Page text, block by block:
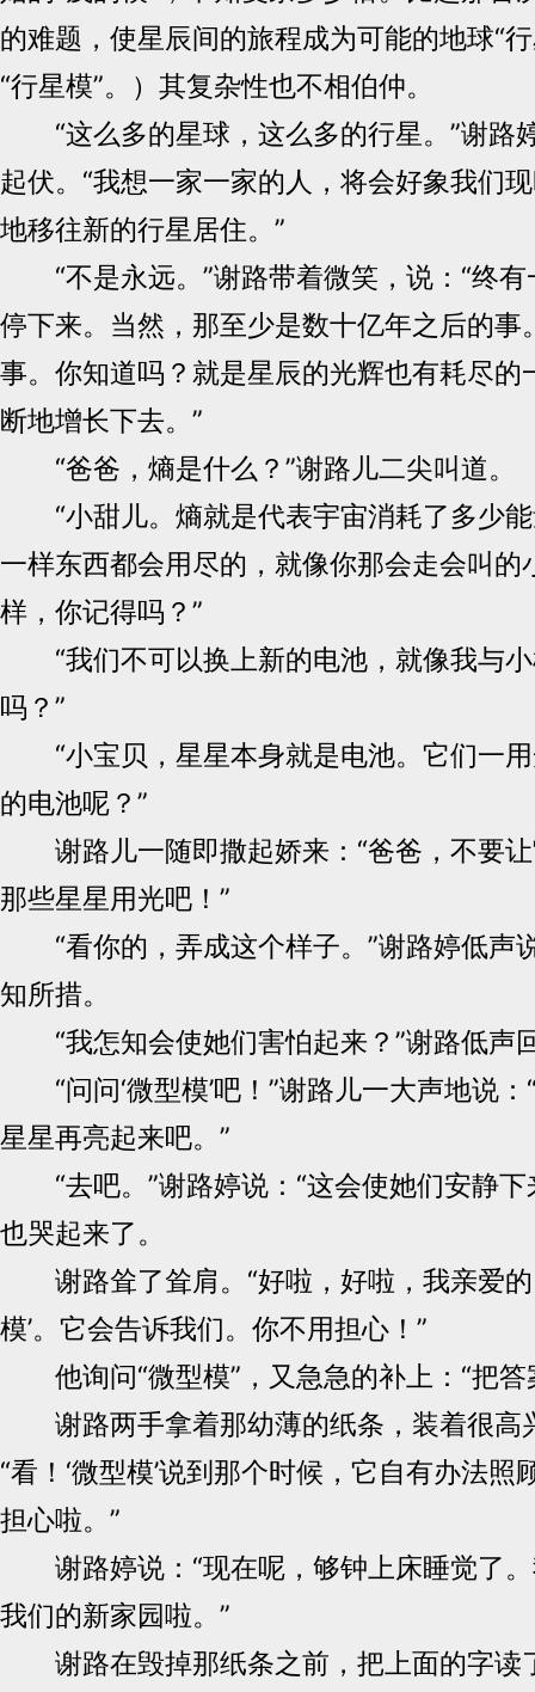
的难题，使星辰间的旅程成为可能的地球“
“行星模”。）其复杂性也不相伯仲。
“这么多的星球，这么多的行星。”谢路
起伏。“我想一家一家的人，将会好象我们
地移往新的行星居住。”
“不是永远。”谢路带着微笑，说：“终有
停下来。当然，那至少是数十亿年之后的事
事。你知道吗？就是星辰的光辉也有耗尽的
断地增长下去。”
“爸爸，熵是什么？”谢路儿二尖叫道。
“小甜儿。熵就是代表宇宙消耗了多少能
一样东西都会用尽的，就像你那会走会叫的
样，你记得吗？”
“我们不可以换上新的电池，就像我与小
吗？”
“小宝贝，星星本身就是电池。它们一用
的电池呢？”
谢路儿一随即撒起娇来：“爸爸，不要让
那些星星用光吧！”
“看你的，弄成这个样子。”谢路婷低声
知所措。
“我怎知会使她们害怕起来？”谢路低声
“问问‘微型模’吧！”谢路儿一大声地说：
星星再亮起来吧。”
“去吧。”谢路婷说：“这会使她们安静下
也哭起来了。
谢路耸了耸肩。“好啦，好啦，我亲爱的
模’。它会告诉我们。你不用担心！”
他询问“微型模”，又急急的补上：“把答
谢路两手拿着那幼薄的纸条，装着很高
“看！‘微型模’说到那个时候，它自有办法
担心啦。”
谢路婷说：“现在呢，够钟上床睡觉了。
我们的新家园啦。”
谢路在毁掉那纸条之前，把上面的字读